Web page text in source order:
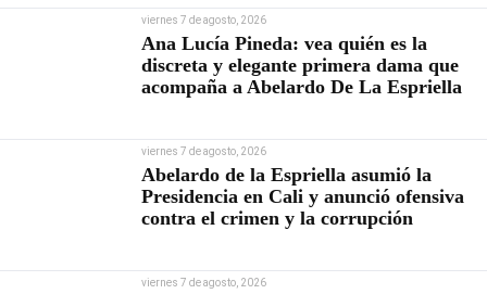
viernes 7 de agosto, 2026
Ana Lucía Pineda: vea quién es la
discreta y elegante primera dama que
acompaña a Abelardo De La Espriella
viernes 7 de agosto, 2026
Abelardo de la Espriella asumió la
Presidencia en Cali y anunció ofensiva
contra el crimen y la corrupción
viernes 7 de agosto, 2026